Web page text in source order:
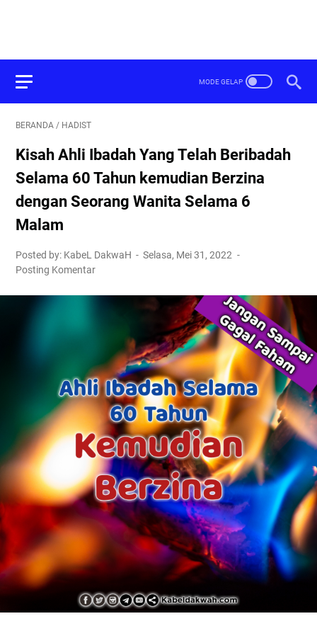
BERANDA / HADIST
Kisah Ahli Ibadah Yang Telah Beribadah
Selama 60 Tahun kemudian Berzina
dengan Seorang Wanita Selama 6
Malam
Posted by: KabeL DakwaH
Selasa, Mei 31, 2022
Posting Komentar